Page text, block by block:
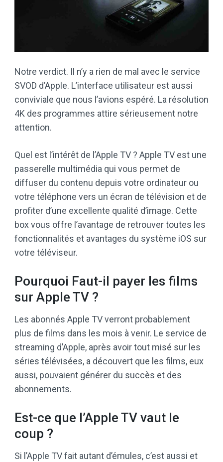
Notre verdict. Il n’y a rien de mal avec le service
SVOD d’Apple. L’interface utilisateur est aussi
conviviale que nous l’avions espéré. La résolution
4K des programmes attire sérieusement notre
attention.
Quel est l’intérêt de l’Apple TV ? Apple TV est une
passerelle multimédia qui vous permet de
diffuser du contenu depuis votre ordinateur ou
votre téléphone vers un écran de télévision et de
profiter d’une excellente qualité d’image. Cette
box vous offre l’avantage de retrouver toutes les
fonctionnalités et avantages du système iOS sur
votre téléviseur.
Pourquoi Faut-il payer les films
sur Apple TV ?
Les abonnés Apple TV verront probablement
plus de films dans les mois à venir. Le service de
streaming d’Apple, après avoir tout misé sur les
séries télévisées, a découvert que les films, eux
aussi, pouvaient générer du succès et des
abonnements.
Est-ce que l’Apple TV vaut le
coup ?
Si l’Apple TV fait autant d’émules, c’est aussi et